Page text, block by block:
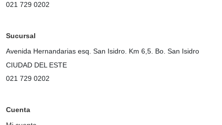
021 729 0202
Sucursal
Avenida Hernandarias esq. San Isidro. Km 6,5. Bo. San Isidro
CIUDAD DEL ESTE
021 729 0202
Cuenta